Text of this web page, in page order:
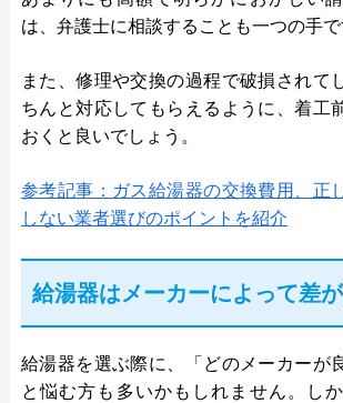
は、弁護士に相談することも一つの手で
また、修理や交換の過程で破損されて
ちんと対応してもらえるように、着工
おくと良いでしょう。
参考記事：ガス給湯器の交換費用、正
しない業者選びのポイントを紹介
給湯器はメーカーによって差
給湯器を選ぶ際に、「どのメーカーが
と悩む方も多いかもしれません。し